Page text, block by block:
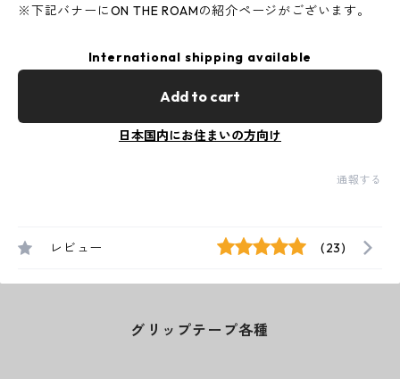
※下記バナーにON THE ROAMの紹介ページがございます。
International shipping available
Add to cart
日本国内にお住まいの方向け
通報する
レビュー (23)
グリップテープ各種